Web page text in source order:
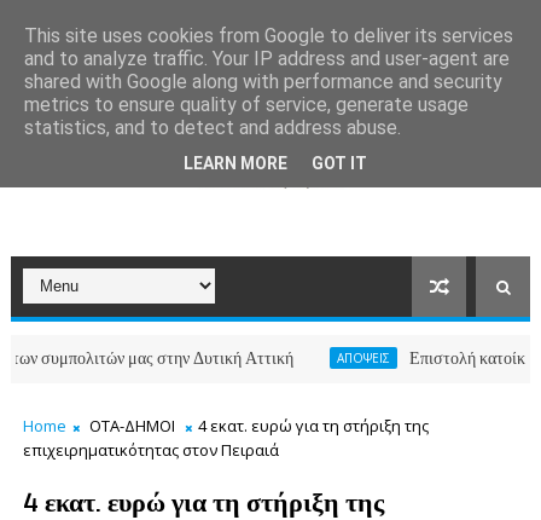
μας στην Δυτική Αττική ΑΠΟΨΕΙΣ Επιστολή κατοίκων των
Home ΟΤΑ-ΔΗΜΟΙ
4 εκατ. ευρώ για τη στήριξη της
επιχειρηματικότητας στον Πειραιά
4 εκατ. ευρώ για τη στήριξη της
This site uses cookies from Google to deliver its services
and to analyze traffic. Your IP address and user-agent are
shared with Google along with performance and security
metrics to ensure quality of service, generate usage
statistics, and to detect and address abuse.
LEARN MORE GOT IT